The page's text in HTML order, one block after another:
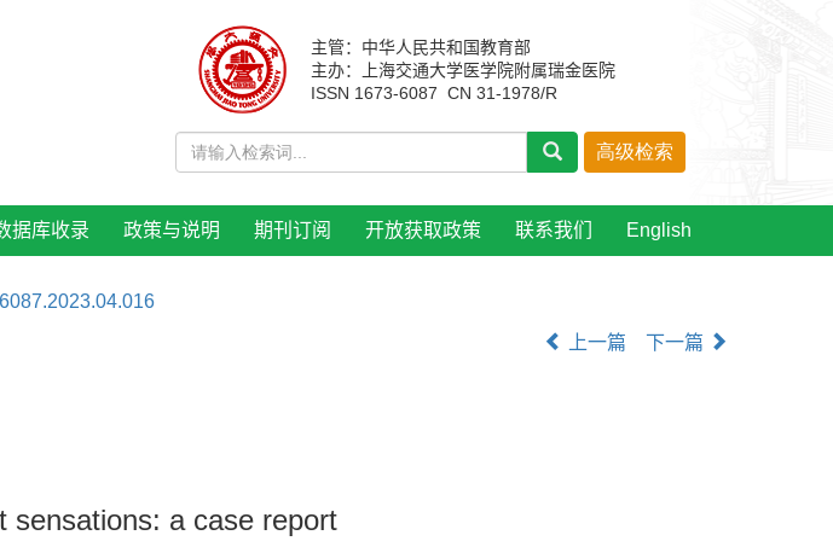
主管：中华人民共和国教育部
主办：上海交通大学医学院附属瑞金医院
ISSN 1673-6087 CN 31-1978/R
据库收录 政策与说明 期刊订阅 开放获取政策 联系我们 English
上一篇 下一篇
sensations: a case report